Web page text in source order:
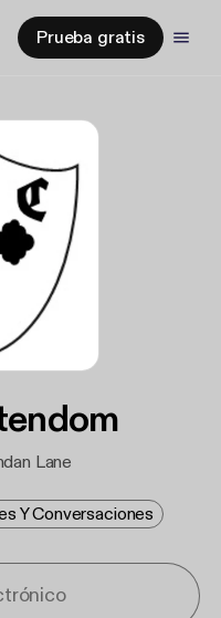
Prueba gratis
Lane
Y Conversaciones